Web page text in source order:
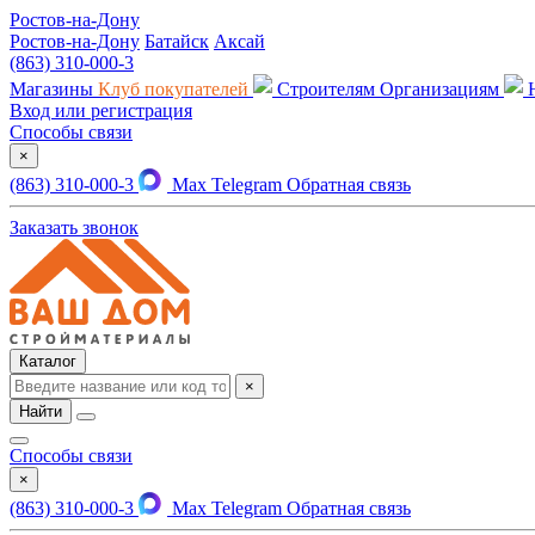
Ростов-на-Дону
Ростов-на-Дону Батайск Аксай
(863) 310-000-3
Магазины Клуб покупателей Строителям Организациям
Вход или регистрация
Способы связи
×
(863) 310-000-3 Max Telegram Обратная связь
Заказать звонок
Каталог
×
Найти
Способы связи
×
(863) 310-000-3 Max Telegram Обратная связь